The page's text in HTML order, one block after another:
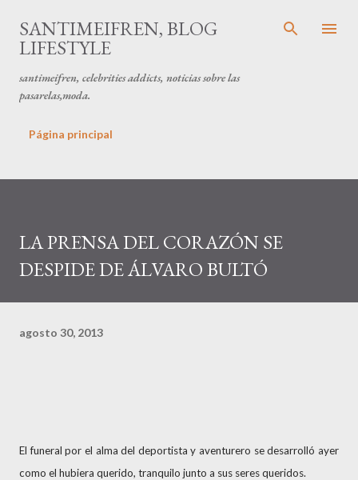
Ir al contenido principal
SANTIMEIFREN, BLOG
LIFESTYLE
santimeifren, celebrities addicts, noticias sobre las
pasarelas,moda.
Página principal
LA PRENSA DEL CORAZÓN SE
DESPIDE DE ÁLVARO BULTÓ
agosto 30, 2013
El funeral por el alma del deportista y aventurero se desarrolló ayer
como el hubiera querido, tranquilo junto a sus seres queridos.